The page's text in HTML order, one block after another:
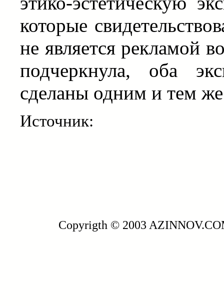
которые
не является рекламой
подчеркнула, оба
сделаны одним и тем
Источник:
Copyrigth © 2003